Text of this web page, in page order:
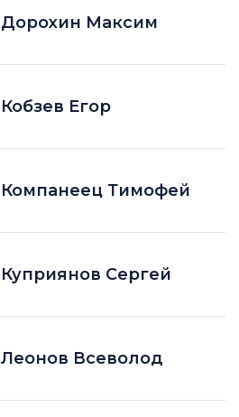
Дорохин Максим
Кобзев Егор
Компанеец Тимофей
Куприянов Сергей
Леонов Всеволод